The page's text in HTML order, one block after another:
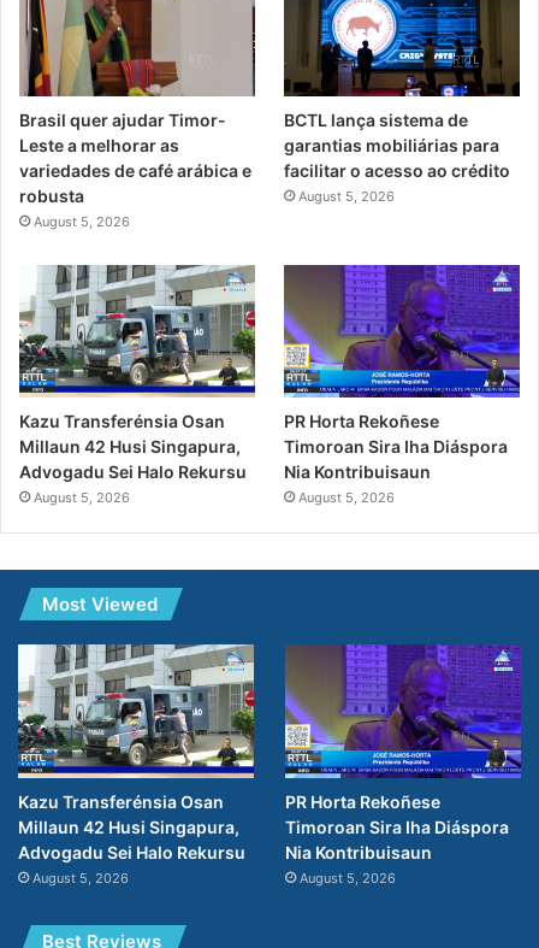
Brasil quer ajudar Timor-
Leste a melhorar as
variedades de café arábica e
robusta
August 5, 2026
BCTL lança sistema de
garantias mobiliárias para
facilitar o acesso ao crédito
August 5, 2026
Kazu Transferénsia Osan
Millaun 42 Husi Singapura,
Advogadu Sei Halo Rekursu
August 5, 2026
PR Horta Rekoñese
Timoroan Sira Iha Diáspora
Nia Kontribuisaun
August 5, 2026
Most Viewed
Kazu Transferénsia Osan
Millaun 42 Husi Singapura,
Advogadu Sei Halo Rekursu
August 5, 2026
PR Horta Rekoñese
Timoroan Sira Iha Diáspora
Nia Kontribuisaun
August 5, 2026
Best Reviews